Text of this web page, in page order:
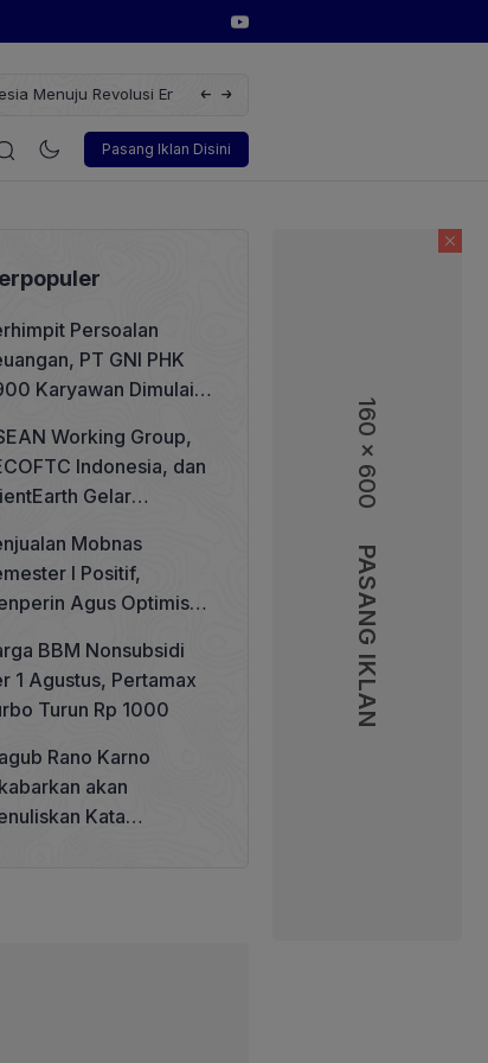
160 x 600
PASANG IKLAN
Terbarukan dengan Solusi
Pasang Iklan Disini
Teknologi Otomotif
Persoalan
PT GNI PHK
Karyawan Dimulai 5
Working Group,
Indonesia, dan
Gelar
Tata Kelola
Sosial
Mobnas
I Positif,
Agus Optimistis
BBM Nonsubsidi
1 Agustus, Pertamax
Turun Rp 1000
Rano Karno
akan
Kata